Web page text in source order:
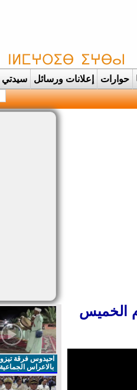
حوارات إعلانات ورسائل سيدتي
الخميس
احيدوس فرقة
بالاعراس الجماعية